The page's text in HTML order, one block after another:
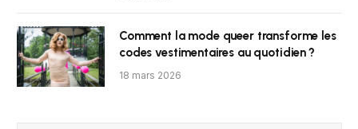
Comment la mode queer transforme les
codes vestimentaires au quotidien ?
18 mars 2026